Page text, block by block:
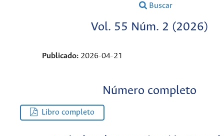
Buscar
Vol. 55 Núm. 2 (2026)
Publicado: 2026-04-21
Número completo
Libro completo